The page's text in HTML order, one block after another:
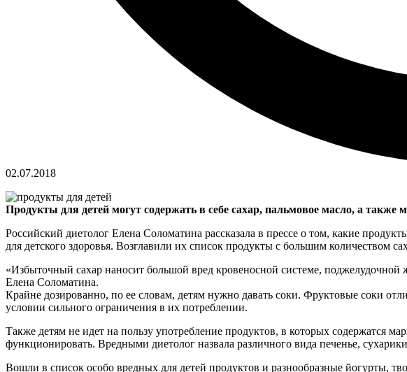
02.07.2018
Продукты для детей могут содержать в себе сахар, пальмовое масло, а
Российский диетолог Елена Соломатина рассказала в прессе о том, какие
для детского здоровья. Возглавили их список продукты с большим количеством
«Избыточный сахар наносит большой вред кровеносной системе,
Елена Соломатина.
Крайне дозированно, по ее словам, детям нужно давать соки. Фруктовые соки
условии сильного ограничения в их потреблении.
Также детям не идет на пользу употребление продуктов, в которых содержатся
функционировать. Вредными диетолог назвала различного вида печенье,
Вошли в список особо вредных для детей продуктов и разнообразные йогурты,